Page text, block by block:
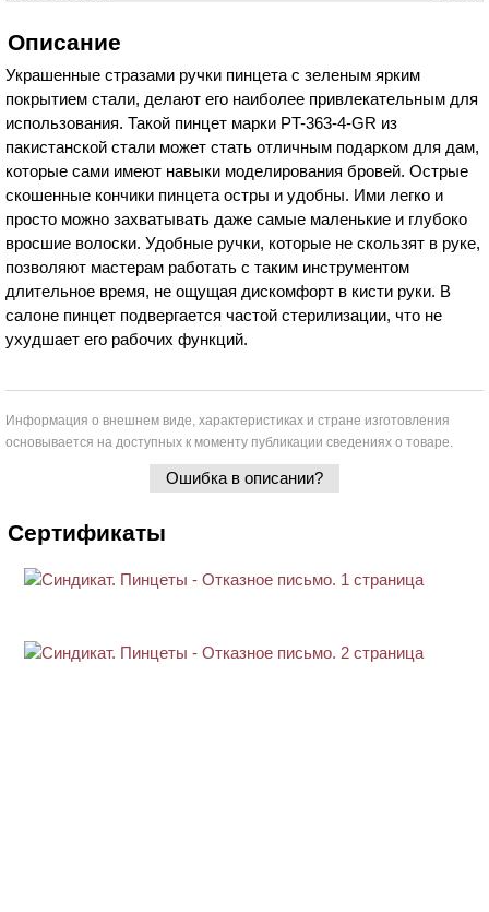
Описание
Украшенные стразами ручки пинцета с зеленым ярким
покрытием стали, делают его наиболее привлекательным для
использования. Такой пинцет марки PT-363-4-GR из
пакистанской стали может стать отличным подарком для дам,
которые сами имеют навыки моделирования бровей. Острые
скошенные кончики пинцета остры и удобны. Ими легко и
просто можно захватывать даже самые маленькие и глубоко
вросшие волоски. Удобные ручки, которые не скользят в руке,
позволяют мастерам работать с таким инструментом
длительное время, не ощущая дискомфорт в кисти руки. В
салоне пинцет подвергается частой стерилизации, что не
ухудшает его рабочих функций.
Информация о внешнем виде, характеристиках и стране изготовления
основывается на доступных к моменту публикации сведениях о товаре.
Ошибка в описании?
Сертификаты